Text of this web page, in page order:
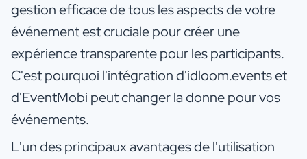
gestion efficace de tous les aspects de votre
événement est cruciale pour créer une
expérience transparente pour les participants.
C'est pourquoi l'intégration d'idloom.events et
d'EventMobi peut changer la donne pour vos
événements.
L'un des principaux avantages de l'utilisation